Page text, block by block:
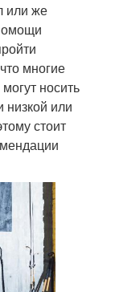
или же
многие
носить
низкой или
стоит